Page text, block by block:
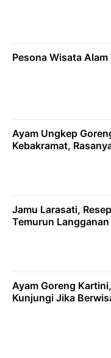
Pesona Wisata
Ayam Ungkep
Kebakramat,
Jamu Larasati,
Temurun
Ayam Goreng
Kunjungi Jika